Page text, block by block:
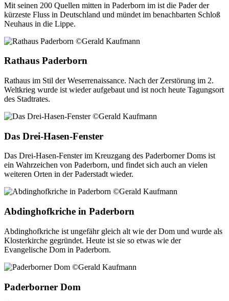
Mit seinen 200 Quellen mitten in Paderborn im ist die Pader der
kürzeste Fluss in Deutschland und mündet im benachbarten Schloß
Neuhaus in die Lippe.
Rathaus Paderborn
Rathaus im Stil der Weserrenaissance. Nach der Zerstörung im 2.
Weltkrieg wurde ist wieder aufgebaut und ist noch heute Tagungsort
des Stadtrates.
Das Drei-Hasen-Fenster
Das Drei-Hasen-Fenster im Kreuzgang des Paderborner Doms ist
ein Wahrzeichen von Paderborn, und findet sich auch an vielen
weiteren Orten in der Paderstadt wieder.
Abdinghofkriche in Paderborn
Abdinghofkriche ist ungefähr gleich alt wie der Dom und wurde als
Klosterkirche gegründet. Heute ist sie so etwas wie der
Evangelische Dom in Paderborn.
Paderborner Dom